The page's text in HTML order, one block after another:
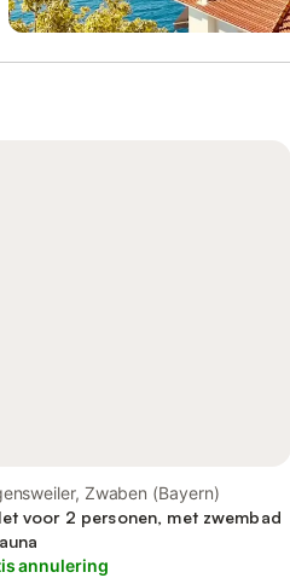
Zwaben (Bayern)
voor 2 personen, met zwembad
annulering